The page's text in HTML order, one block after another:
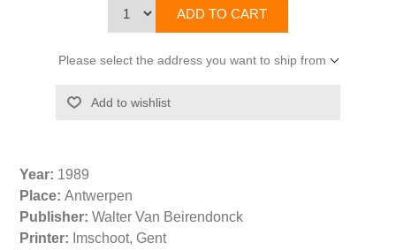
Please select the address you want to ship from
Year: 1989
Place: Antwerpen
Publisher: Walter Van Beirendonck
Printer: Imschoot, Gent